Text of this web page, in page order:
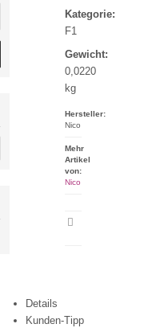
Kategorie:
F1
Gewicht:
0,0220
kg
Hersteller:
Nico
Mehr
Artikel
von:
Nico
Details
Kunden-Tipp